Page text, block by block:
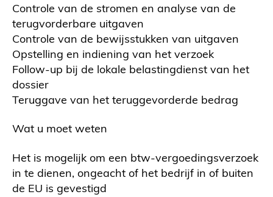
Controle van de stromen en analyse van de
terugvorderbare uitgaven
Controle van de bewijsstukken van uitgaven
Opstelling en indiening van het verzoek
Follow-up bij de lokale belastingdienst van het
dossier
Teruggave van het teruggevorderde bedrag
Wat u moet weten
Het is mogelijk om een btw-vergoedingsverzoek
in te dienen, ongeacht of het bedrijf in of buiten
de EU is gevestigd